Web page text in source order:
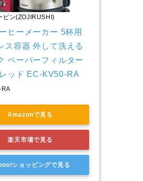
ビン(ZOJIRUSHI)
ヒーメーカー 5杯用
ス容器 外して洗える
ペーパーフィルター
ッド EC-KV50-RA
RA
Amazonで見る
楽天市場で見る
ショッピングで見る